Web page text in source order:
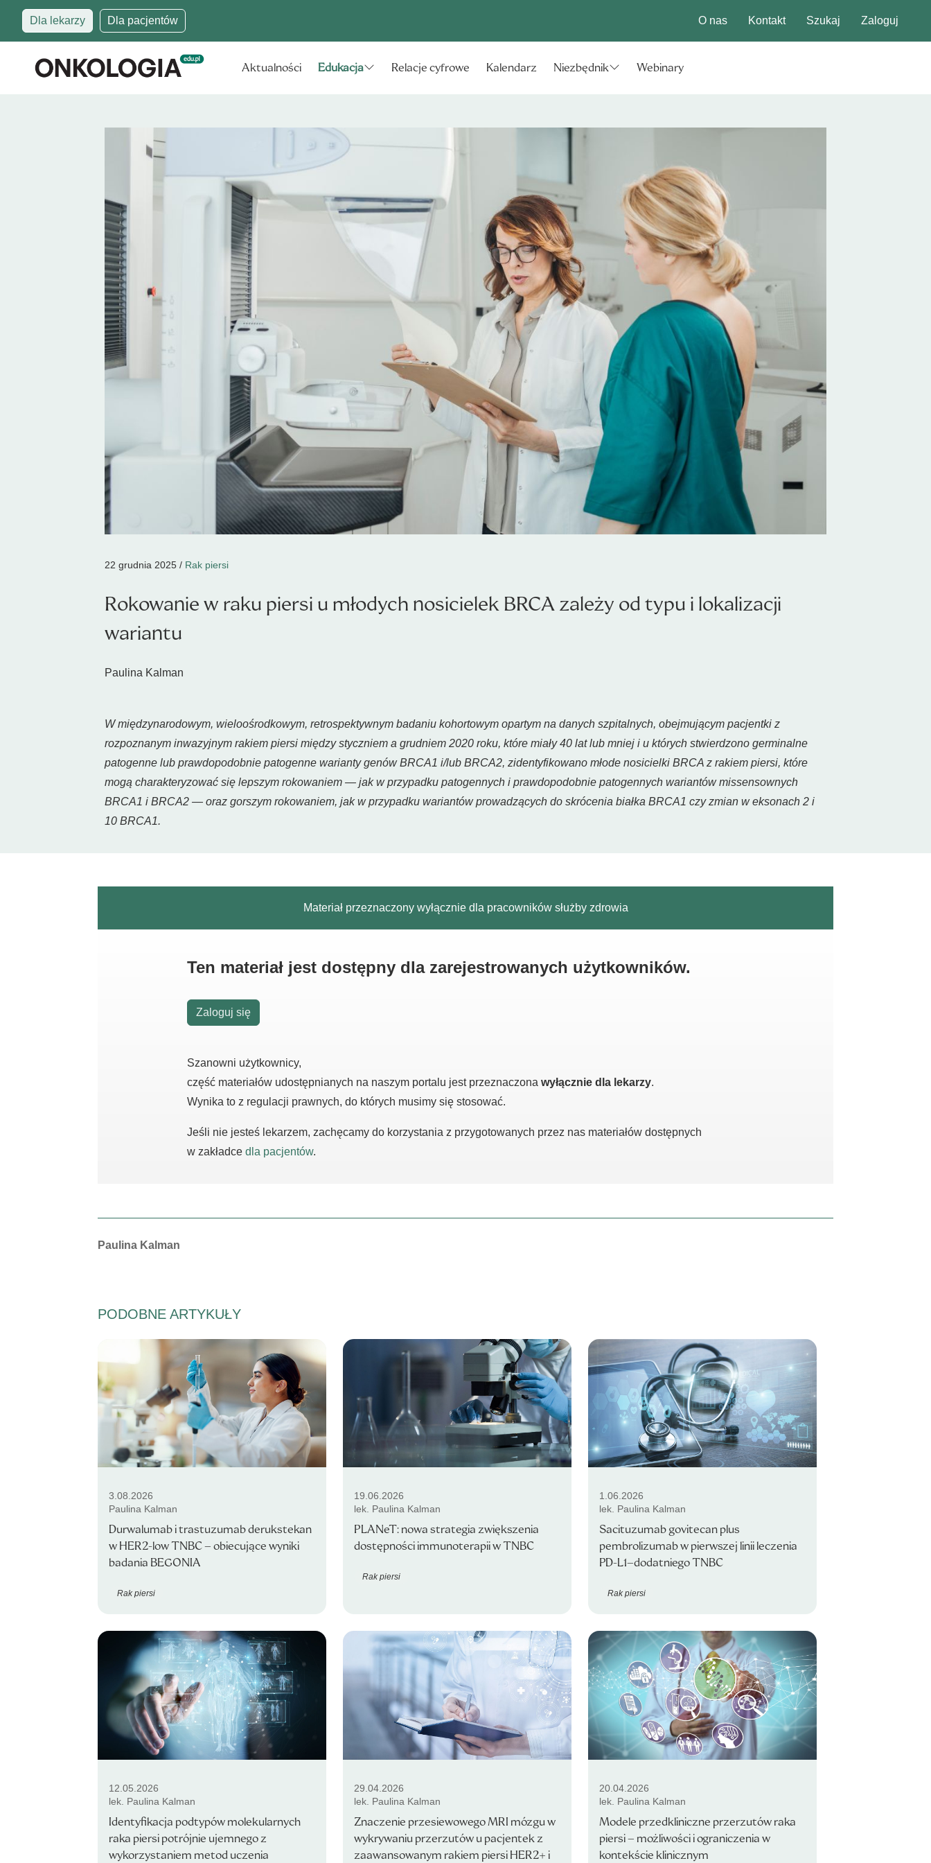
Dla lekarzy Dla pacjentów O nas Kontakt Szukaj Zaloguj
Aktualności Edukacja Relacje cyfrowe Kalendarz Niezbędnik Webinary
22 grudnia 2025 / Rak piersi
Rokowanie w raku piersi u młodych nosicielek BRCA zależy od typu i lokalizacji
wariantu
Paulina Kalman
W międzynarodowym, wieloośrodkowym, retrospektywnym badaniu kohortowym opartym na danych szpitalnych, obejmującym pacjentki z
rozpoznanym inwazyjnym rakiem piersi między styczniem a grudniem 2020 roku, które miały 40 lat lub mniej i u których stwierdzono germinalne
patogenne lub prawdopodobnie patogenne warianty genów BRCA1 i/lub BRCA2, zidentyfikowano młode nosicielki BRCA z rakiem piersi, które
mogą charakteryzować się lepszym rokowaniem — jak w przypadku patogennych i prawdopodobnie patogennych wariantów missensownych
BRCA1 i BRCA2 — oraz gorszym rokowaniem, jak w przypadku wariantów prowadzących do skrócenia białka BRCA1 czy zmian w eksonach 2 i
10 BRCA1.
Materiał przeznaczony wyłącznie dla pracowników służby zdrowia
Ten materiał jest dostępny dla zarejestrowanych użytkowników.
Zaloguj się
Szanowni użytkownicy,
część materiałów udostępnianych na naszym portalu jest przeznaczona wyłącznie dla lekarzy.
Wynika to z regulacji prawnych, do których musimy się stosować.
Jeśli nie jesteś lekarzem, zachęcamy do korzystania z przygotowanych przez nas materiałów dostępnych
w zakładce dla pacjentów.
Autorzy:
Paulina Kalman
PODOBNE ARTYKUŁY
3.08.2026
Paulina Kalman
Durwalumab i trastuzumab derukstekan
w HER2-low TNBC – obiecujące wyniki
badania BEGONIA
Rak piersi
19.06.2026
lek. Paulina Kalman
PLANeT: nowa strategia zwiększenia
dostępności immunoterapii w TNBC
Rak piersi
1.06.2026
lek. Paulina Kalman
Sacituzumab govitecan plus
pembrolizumab w pierwszej linii leczenia
PD-L1–dodatniego TNBC
Rak piersi
12.05.2026
lek. Paulina Kalman
Identyfikacja podtypów molekularnych
raka piersi potrójnie ujemnego z
wykorzystaniem metod uczenia
29.04.2026
lek. Paulina Kalman
Znaczenie przesiewowego MRI mózgu w
wykrywaniu przerzutów u pacjentek z
zaawansowanym rakiem piersi HER2+ i
20.04.2026
lek. Paulina Kalman
Modele przedkliniczne przerzutów raka
piersi – możliwości i ograniczenia w
kontekście klinicznym